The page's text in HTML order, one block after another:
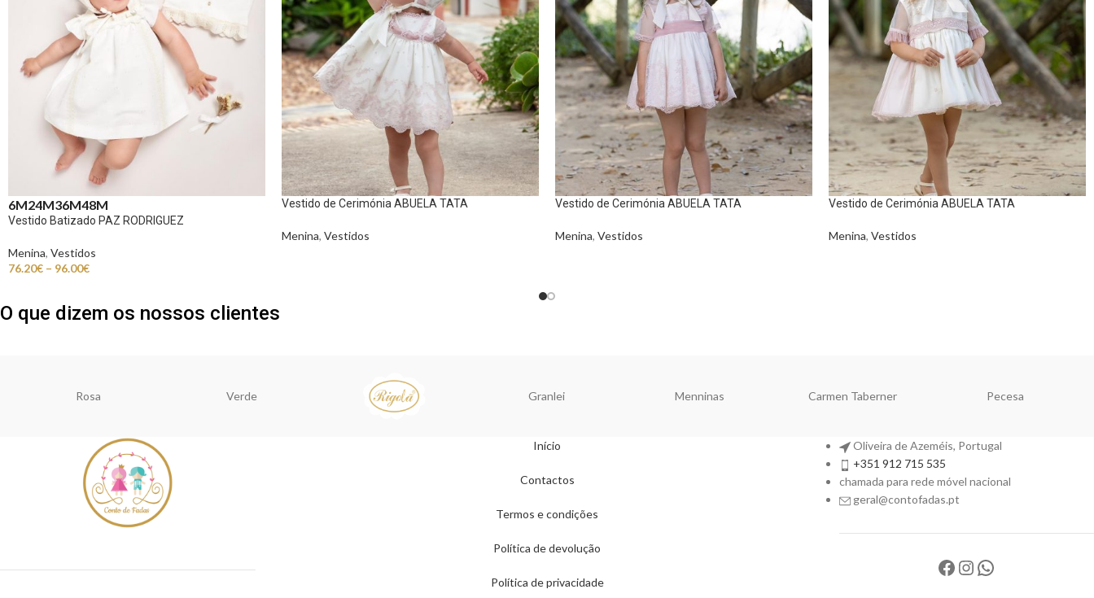
6M24M36M48M
Vestido Batizado PAZ RODRIGUEZ
Menina, Vestidos
76.20€ – 96.00€
Vestido de Cerimónia ABUELA TATA
Menina, Vestidos
Vestido de Cerimónia ABUELA TATA
Menina, Vestidos
Vestido de Cerimónia ABUELA TATA
Menina, Vestidos
O que dizem os nossos clientes
Rosa Verde Granlei Menninas Carmen Taberner Pecesa
Início
Contactos
Termos e condições
Política de devolução
Política de privacidade
Oliveira de Azeméis, Portugal
+351 912 715 535
chamada para rede móvel nacional
geral@contofadas.pt